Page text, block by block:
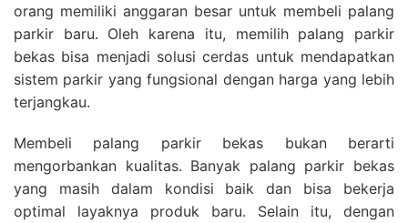
orang memiliki anggaran besar untuk membeli palang
parkir baru. Oleh karena itu, memilih palang parkir
bekas bisa menjadi solusi cerdas untuk mendapatkan
sistem parkir yang fungsional dengan harga yang lebih
terjangkau.
Membeli palang parkir bekas bukan berarti
mengorbankan kualitas. Banyak palang parkir bekas
yang masih dalam kondisi baik dan bisa bekerja
optimal layaknya produk baru. Selain itu, dengan